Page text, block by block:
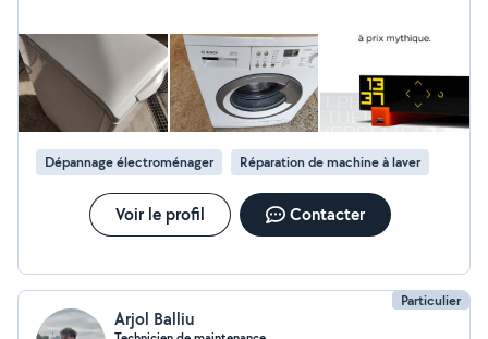
Dépannage électroménager Réparation de machine à laver
Voir le profil Contacter
Particulier
Arjol Balliu